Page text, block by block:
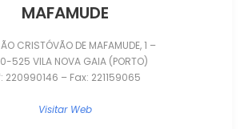
MAFAMUDE
CRISTÓVÃO DE MAFAMUDE, 1 –
525 VILA NOVA GAIA (PORTO)
220990146 – Fax: 221159065
Visitar Web